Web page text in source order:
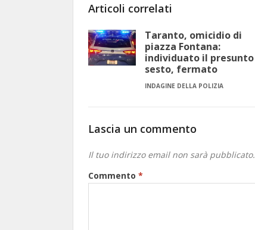
Articoli correlati
Taranto, omicidio di
piazza Fontana:
individuato il presunto
sesto, fermato
INDAGINE DELLA POLIZIA
Lascia un commento
Il tuo indirizzo email non sarà pubblicato.
Commento *